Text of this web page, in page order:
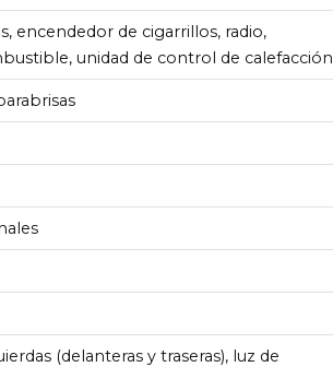
encendedor de cigarrillos, radio,
unidad de control de calefacción
(delanteras y traseras), luz de